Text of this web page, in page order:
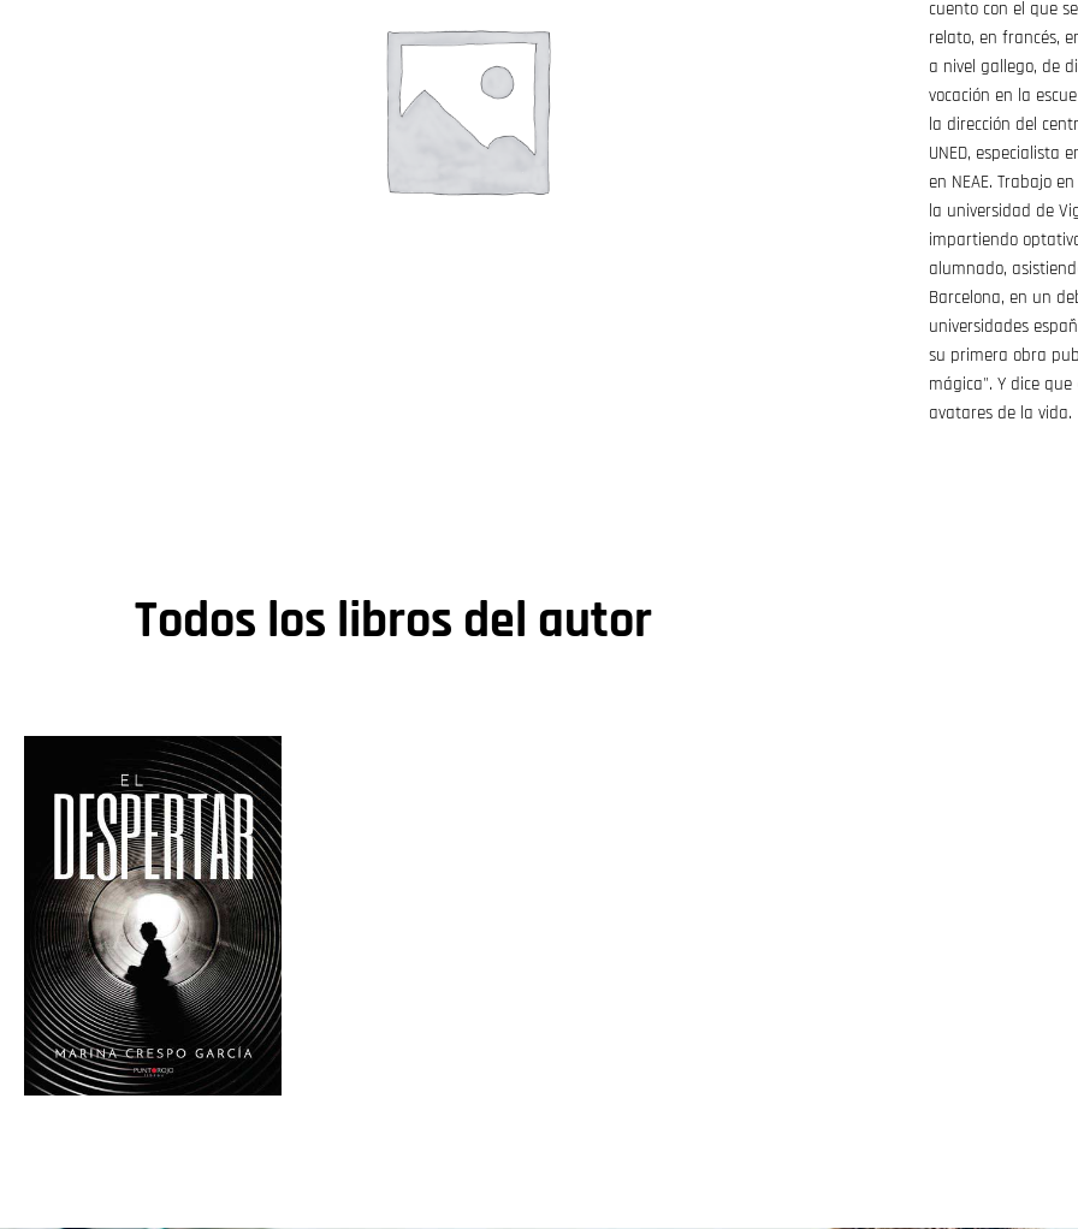
cuento con el que
relato, en francés,
a nivel gallego, de
vocación en la
la dirección del
UNED, especialista
en NEAE. Trabajo
la universidad de
impartiendo
alumnado,
Barcelona, en un
universidades
su primera obra
mágica". Y dice
avatares de la vida.
Todos los libros del autor